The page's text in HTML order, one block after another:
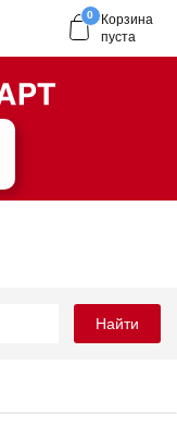
0
Корзина
пуста
Найти